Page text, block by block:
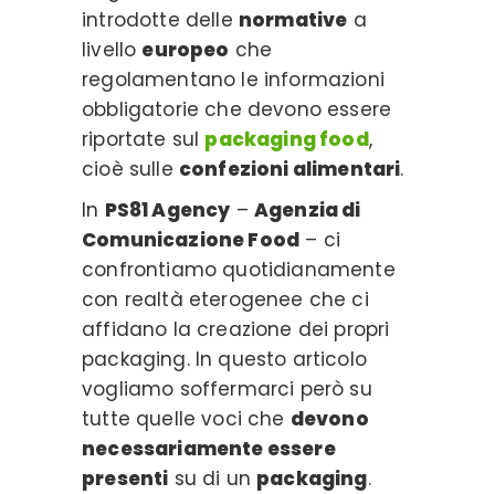
introdotte delle normative a
livello europeo che
regolamentano le informazioni
obbligatorie che devono essere
riportate sul packaging food,
cioè sulle confezioni alimentari.
In PS81 Agency – Agenzia di
Comunicazione Food – ci
confrontiamo quotidianamente
con realtà eterogenee che ci
affidano la creazione dei propri
packaging. In questo articolo
vogliamo soffermarci però su
tutte quelle voci che devono
necessariamente essere
presenti su di un packaging.